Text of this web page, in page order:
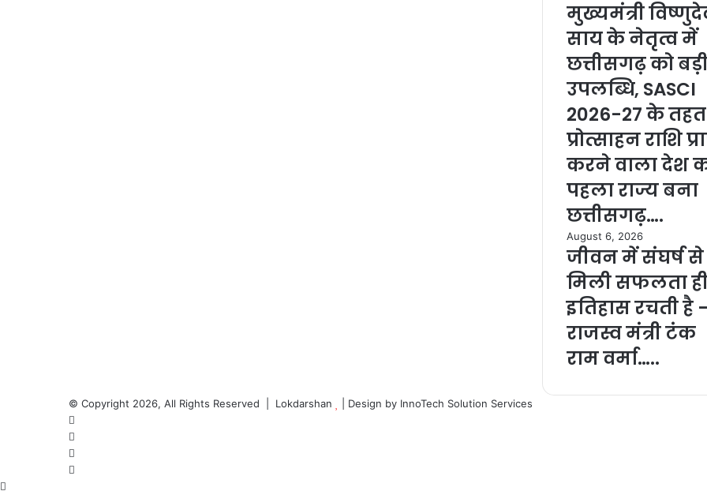
मुख्यमंत्री
साय के नेतृत्व में
छत्तीसगढ़ को
उपलब्धि, SASCI
2026-27 के तहत
प्रोत्साहन राशि
करने वाला देश
पहला राज्य बना
छत्तीसगढ़….
August 6, 2026
जीवन में संघर्ष से
मिली सफलता
इतिहास रचती है
राजस्व मंत्री टंक
राम वर्मा…..
© Copyright 2026, All Rights Reserved | Lokdarshan | Design by InnoTech Solution Services